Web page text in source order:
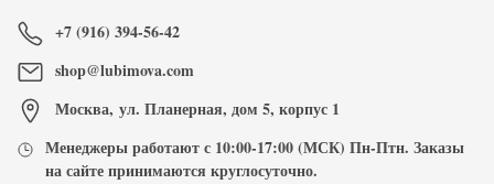
+7 (916) 394-56-42
shop@lubimova.com
Москва, ул. Планерная, дом 5, корпус 1
Менеджеры работают с 10:00-17:00(МСК) Пн-Птн. Заказы
на сайте принимаются круглосуточно.